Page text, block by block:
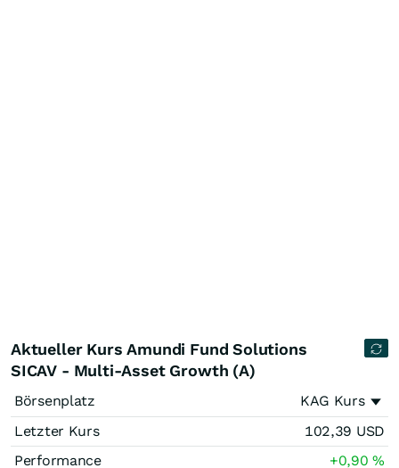
Aktueller Kurs Amundi Fund Solutions
SICAV - Multi-Asset Growth (A)
Börsenplatz
KAG Kurs
Letzter Kurs
102,39 USD
Performance
+0,90%